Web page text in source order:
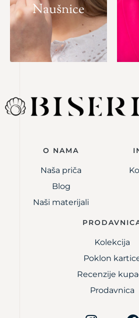
Naušnice
O NAMA
Naša priča
Blog
Naši materijali
Kolekcija
Poklon
Recenzije
Prodavnica